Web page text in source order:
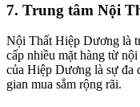
7. Trung tâm Nội
Nội Thất Hiệp Dương là
cấp nhiều mặt hàng từ
của Hiệp Dương là sự đa
gian mua sắm rộng rãi.